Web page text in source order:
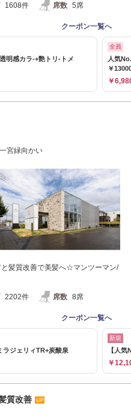
1608件 席数 5席
クーポン一覧へ
明感カラ-+艶トリ-トメ
全員
人気
￥
￥
宮緑向かい
髪質改善で美髪へ☆マンツーマン/
2202件 席数 8席
クーポン一覧へ
ラジェリィTR+炭酸泉
新規
【人
￥
質改善